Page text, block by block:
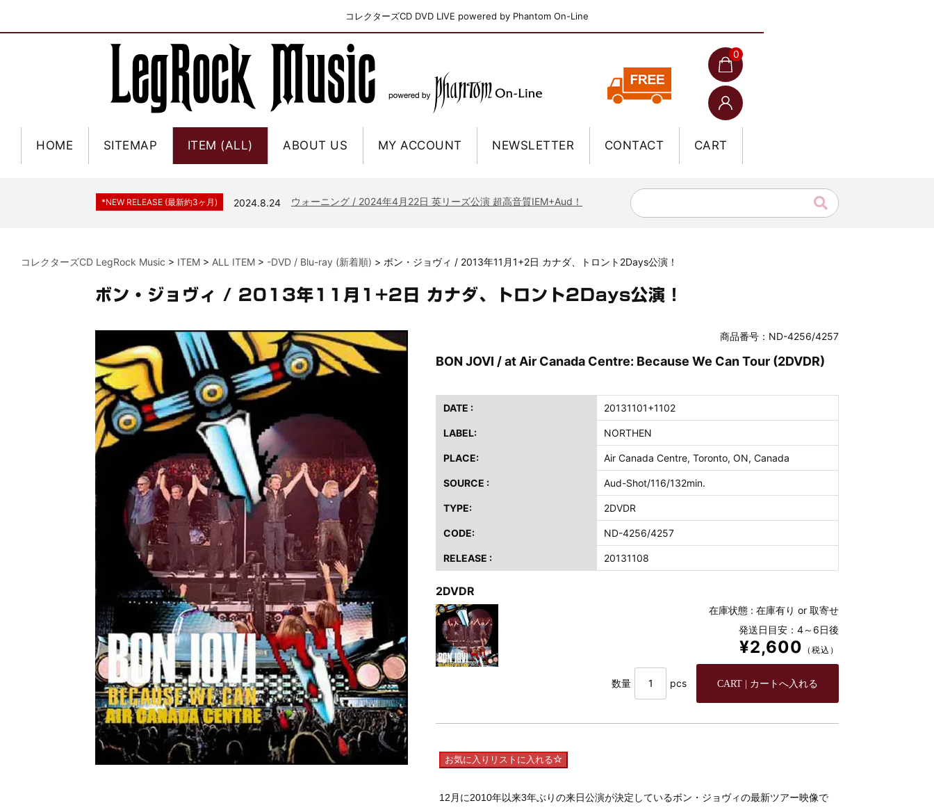
コレクターズCD DVD LIVE powered by Phantom On-Line
0
HOME SITEMAP ITEM (ALL) ABOUT US MY ACCOUNT NEWSLETTER CONTACT CART
*NEW RELEASE (最新約3ヶ月) 2024.6.9 ジャーニー / 1979年5月8+9日 コロラド州 2公演 SBD 完全収録！
*NEW RELEASE (最新約3ヶ月) 2024.8.24 ウォーニング / 2024年4月22日 英リーズ公演 超高音質IEM+Aud！
スコーピオンズ / 2024年6月15日 リスボン公演 FHD 完全収録！
*NEW RELEASE (最新約3ヶ月) 2024.6.20 マネスキン / 2024年6月9日 ドイツ ROCK AM RING 公演 FHD 完全収録！
2024.6.9
*NEW RELEASE (最新約3ヶ月) 2024.6.9 ユーライア・ヒープ / 2023年8月3日 ドイツ W.O.A. 公演 FHD 完全収録！
*NEW RELEASE (最新約3ヶ月) 2024.6.9 ジャーニー / 1979年5月8+9日 コロラド州 2公演 SBD 完全収録！
*NEW RELEASE (最新約3ヶ月) 2024.11.9 NGHFB / 2024年7月28日 フジロック’24公演 超高音質AI-SBD！
*NEW RELEASE (最新約3ヶ月) 2024.8.24 ウォーニング / 2024年4月22日 英リーズ公演 超高音質IEM+Aud！
*NEW RELEASE (最新約3ヶ月) 2024.6.24 ビリー・ジョエル / 2024年3月24日 100Aniv. 米M.S.G公演 完全収録！
*NEW RELEASE (最新約3ヶ月)
2024.6.24
リアム・ギャラガー / 2024年6月3日 カーディフ公演 IEM/AUD 完全収録！
*NEW RELEASE (最新約3ヶ月) 2024.6.24 スコーピオンズ / 2024年6月15日 リスボン公演 FHD 完全収録！
*NEW RELEASE (最新約3ヶ月) 2024.6.20 マネスキン / 2024年6月9日 ドイツ ROCK AM RING 公演 FHD 完全収録！
*NEW RELEASE (最新約3ヶ月) 2024.6.9 リアム・ギャラガー / 2024年6月1日 英国シェフィールド公演 完全収録！
*NEW RELEASE (最新約3ヶ月) 2024.6.9 メガデス / 2023年8月4日 ドイツ W.O.A. 公演 FHD 完全収録！
*NEW RELEASE (最新約3ヶ月) 2024.6.9 ユーライア・ヒープ / 2023年8月3日 ドイツ W.O.A. 公演 FHD 完全収録！
*NEW RELEASE (最新約3ヶ月) 2024.6.9 ジャーニー / 1979年5月8+9日 コロラド州 2公演 SBD 完全収録！
コレクターズCD LegRock Music > ITEM > ALL ITEM > -DVD / Blu-ray (新着順) > ボン・ジョヴィ / 2013年11月1+2日 カナダ、トロント2Days公演！
ボン・ジョヴィ / 2013年11月1+2日 カナダ、トロント2Days公演！
商品番号：ND-4256/4257
BON JOVI / at Air Canada Centre: Because We Can Tour (2DVDR)
DATE : 20131101+1102
LABEL: NORTHEN
PLACE: Air Canada Centre, Toronto, ON, Canada
SOURCE : Aud-Shot/116/132min.
TYPE: 2DVDR
CODE: ND-4256/4257
RELEASE : 20131108
2DVDR
在庫状態 : 在庫有り or 取寄せ
発送日目安：4～6日後
¥2,600 （税込）
数量 pcs
お気に入りリストに入れる
12月に2010年以来3年ぶりの来日公演が決定しているボン・ジョヴィの最新ツアー映像で